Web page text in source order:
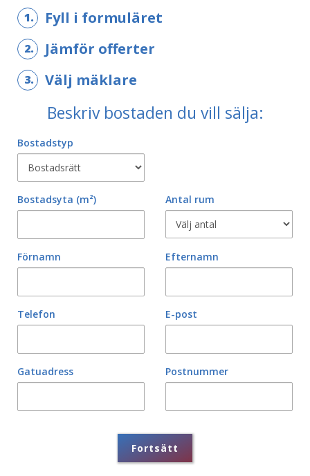
1. Fyll i formuläret
2. Jämför offerter
3. Välj mäklare
Beskriv bostaden du vill sälja:
Bostadstyp
Bostadsyta (m²) Antal rum
Förnamn Efternamn
Telefon E-post
Gatuadress Postnummer
Fortsätt